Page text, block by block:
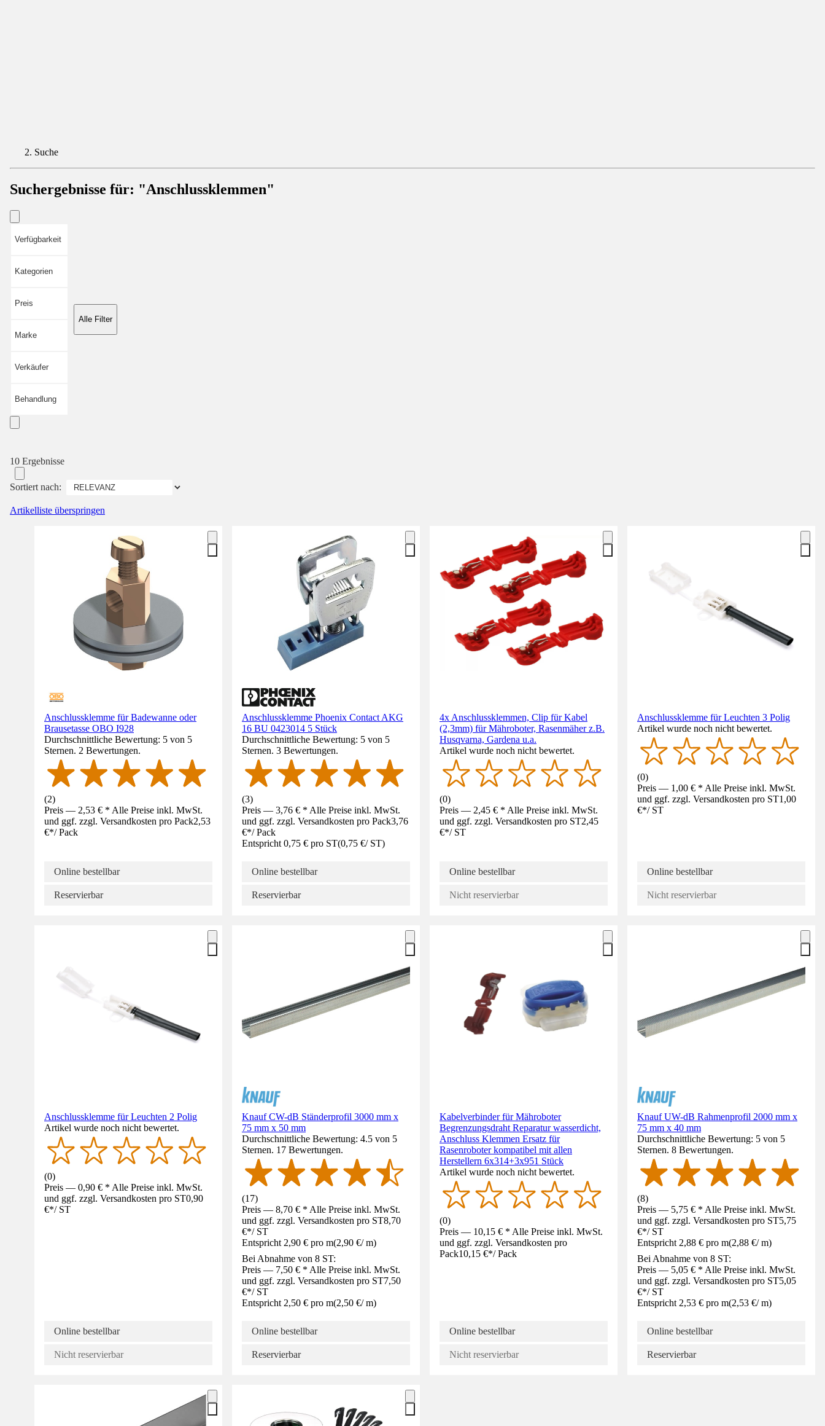
Suche
Suchergebnisse für: "Anschlussklemmen"
Verfügbarkeit
Kategorien
Preis
Marke
Verkäufer
Behandlung
Alle Filter
10 Ergebnisse
Sortiert nach:
Artikelliste überspringen
Anschlussklemme für Badewanne oder
Brausetasse OBO I928
Durchschnittliche Bewertung: 5 von 5
Sternen. 2 Bewertungen.
(2)
Preis — 2,53 € * Alle Preise inkl. MwSt.
und ggf. zzgl. Versandkosten pro Pack2,53
€*/ Pack
Online bestellbar
Reservierbar
Anschlussklemme Phoenix Contact AKG
16 BU 0423014 5 Stück
Durchschnittliche Bewertung: 5 von 5
Sternen. 3 Bewertungen.
(3)
Preis — 3,76 € * Alle Preise inkl. MwSt.
und ggf. zzgl. Versandkosten pro Pack3,76
€*/ Pack
Entspricht 0,75 € pro ST(0,75 €/ ST)
Online bestellbar
Reservierbar
4x Anschlussklemmen, Clip für Kabel
(2,3mm) für Mähroboter, Rasenmäher z.B.
Husqvarna, Gardena u.a.
Artikel wurde noch nicht bewertet.
(0)
Preis — 2,45 € * Alle Preise inkl. MwSt.
und ggf. zzgl. Versandkosten pro ST2,45
€*/ ST
Online bestellbar
Nicht reservierbar
Anschlussklemme für Leuchten 3 Polig
Artikel wurde noch nicht bewertet.
(0)
Preis — 1,00 € * Alle Preise inkl. MwSt.
und ggf. zzgl. Versandkosten pro ST1,00
€*/ ST
Online bestellbar
Nicht reservierbar
Anschlussklemme für Leuchten 2 Polig
Artikel wurde noch nicht bewertet.
(0)
Preis — 0,90 € * Alle Preise inkl. MwSt.
und ggf. zzgl. Versandkosten pro ST0,90
€*/ ST
Online bestellbar
Nicht reservierbar
Knauf CW-dB Ständerprofil 3000 mm x
75 mm x 50 mm
Durchschnittliche Bewertung: 4.5 von 5
Sternen. 17 Bewertungen.
(17)
Preis — 8,70 € * Alle Preise inkl. MwSt.
und ggf. zzgl. Versandkosten pro ST8,70
€*/ ST
Entspricht 2,90 € pro m(2,90 €/ m)
Bei Abnahme von 8 ST:
Preis — 7,50 € * Alle Preise inkl. MwSt.
und ggf. zzgl. Versandkosten pro ST7,50
€*/ ST
Entspricht 2,50 € pro m(2,50 €/ m)
Online bestellbar
Reservierbar
Kabelverbinder für Mähroboter
Begrenzungsdraht Reparatur wasserdicht,
Anschluss Klemmen Ersatz für
Rasenroboter kompatibel mit allen
Herstellern 6x314+3x951 Stück
Artikel wurde noch nicht bewertet.
(0)
Preis — 10,15 € * Alle Preise inkl. MwSt.
und ggf. zzgl. Versandkosten pro
Pack10,15 €*/ Pack
Online bestellbar
Nicht reservierbar
Knauf UW-dB Rahmenprofil 2000 mm x
75 mm x 40 mm
Durchschnittliche Bewertung: 5 von 5
Sternen. 8 Bewertungen.
(8)
Preis — 5,75 € * Alle Preise inkl. MwSt.
und ggf. zzgl. Versandkosten pro ST5,75
€*/ ST
Entspricht 2,88 € pro m(2,88 €/ m)
Bei Abnahme von 8 ST:
Preis — 5,05 € * Alle Preise inkl. MwSt.
und ggf. zzgl. Versandkosten pro ST5,05
€*/ ST
Entspricht 2,53 € pro m(2,53 €/ m)
Online bestellbar
Reservierbar